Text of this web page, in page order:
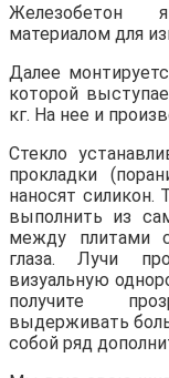
Железобетон
материалом для
Далее
которой
кг. На нее и
Стекло
прокладки
наносят
выполнить из
между плитами
глаза. Лучи
визуальную
получите
выдерживать
собой ряд